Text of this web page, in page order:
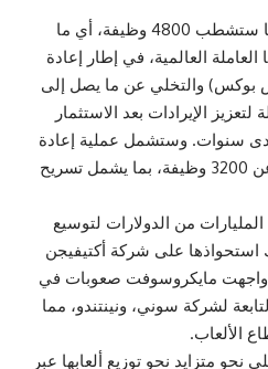
أعلنت ⁠شركة مايكروسوفت أنها ​ستشطب 4800 وظيفة، ​أي ما
قوتها العاملة ‌العالمية، في إطار إعادة
بوكس) والتخلي عن ⁠ما يصل إلى
الإيرادات بعد ​الاستثمار
⁠سنوات. وستشمل عملية إعادة
هيكلة قسم الألعاب الاستغناء عن 3200 وظيفة، بما ⁠يشمل تسريح
من الدولارات لتوسيع
على شركة أكتيفيجن
مايكروسوفت صعوبات في
‌لشركة سوني، ونينتندو، مما
الألعاب.
متزايد ‌نحو توزيع ألعابها عبر